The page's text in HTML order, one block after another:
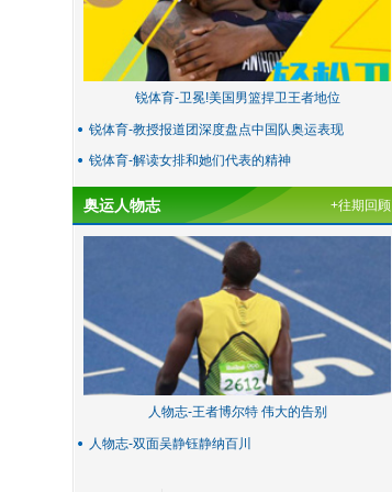
锐体育-卫冕!美国男篮捍卫王者地位
锐体育-教授报道团深度盘点中国队奥运表现
锐体育-解读女排和她们代表的精神
奥运人物志 +往期回顾
人物志-王者博尔特 伟大的告别
人物志-双面吴静钰静纳百川